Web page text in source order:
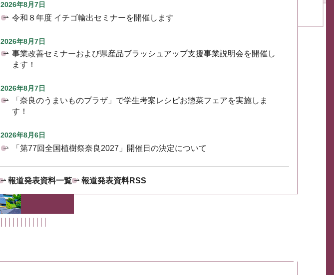
2026年8月7日
令和８年度 イチゴ輸出セミナーを開催します
2026年8月7日
事業改善セミナーおよび県産品ブラッシュアップ支援事業説明会を開催し
ます！
2026年8月7日
「奈良のうまいものプラザ」で学生考案レシピお惣菜フェアを実施しま
す！
2026年8月6日
「第77回全国植樹祭奈良2027」開催日の決定について
報道発表資料一覧 報道発表資料RSS